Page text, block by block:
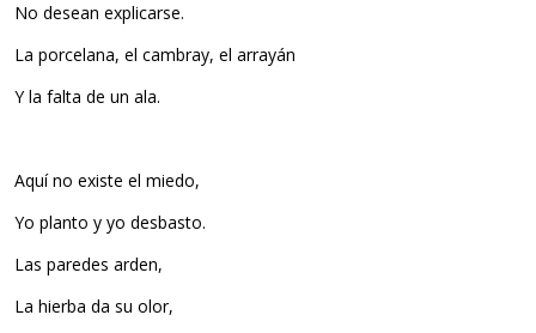
No desean explicarse.
La porcelana, el cambray, el arrayán
Y la falta de un ala.
Aquí no existe el miedo,
Yo planto y yo desbasto.
Las paredes arden,
La hierba da su olor,